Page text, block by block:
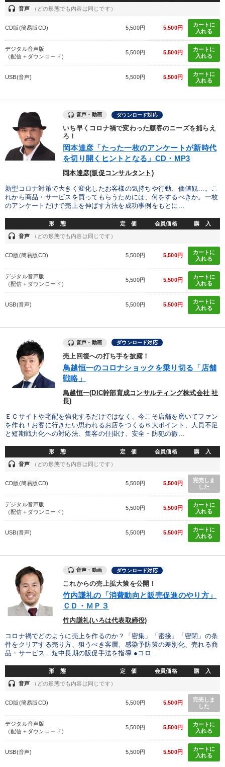
headset 音声 （どの形態でも内容は同じです）
CD版(簡易版CD) 5,500円 5,500円
カートに
入れる
デジタル音声版
（配信＋ダウンロード）
5,500円 5,500円
カートに
入れる
USB(音声) 5,500円 5,500円
カートに
入れる
音声・動画 ダウンロード対応
いち早くコロナ禍で変わった顧客のニーズを捕らえ
ろ！
岡本達彦「たった一枚のアンケートが新時代
を切り開くヒントとなる」CD・MP3
岡本達彦(販促コンサルタント)
新型コロナ対策で大きく変化したお客様の気持ちや行動、価値観…。こ
れから商品・サービスを買ってもらうためには、何をするべきか。一枚
のアンケートだけで売上を伸ばす方法を成功事例をもとに...
形 態 定 価 会員価格 購 入
headset 音声 （どの形態でも内容は同じです）
CD版(簡易版CD) 5,500円 5,500円
カートに
入れる
デジタル音声版
（配信＋ダウンロード）
5,500円 5,500円
カートに
入れる
USB(音声) 5,500円 5,500円
カートに
入れる
音声・動画 ダウンロード対応
売上回復への打ち手を披露！
鳥越恒一のコロナショックを乗り切る「店舗
戦略」
鳥越恒一(DIC幹部育成コンサルティング株式会社 社
長)
ＥＣサイトや宅配を強化するだけではなく、今こそ店舗を磨いてファン
を作れ！お客に行きたい思われるお店をつくる６大ポイント、人員不足
と短期戦力化への対応法、集客の仕掛け、安全・防犯の徹...
形 態 定 価 会員価格 購 入
headset 音声 （どの形態でも内容は同じです）
CD版(簡易版CD) 5,500円 5,500円
完売しま
した
デジタル音声版
（配信＋ダウンロード）
5,500円 5,500円
カートに
入れる
USB(音声) 5,500円 5,500円
カートに
入れる
音声・動画 ダウンロード対応
これからの売上拡大策を公開！
竹内謙礼の「消費動向と販売促進のやり方」
ＣＤ・ＭＰ３
竹内謙礼(いろは代表取締役)
コロナ禍でどのように売上を作るのか？「密集」「密接」「密閉」の条
件をクリアする売り方、狙うべき客層、感染予防策の差別化、売れる商
品・サービス…短中長期の販促手法を指導 ●コロ...
形 態 定 価 会員価格 購 入
headset 音声 （どの形態でも内容は同じです）
CD版(簡易版CD) 5,500円 5,500円
完売しま
した
デジタル音声版
（配信＋ダウンロード）
5,500円 5,500円
カートに
入れる
USB(音声) 5,500円 5,500円
カートに
入れる